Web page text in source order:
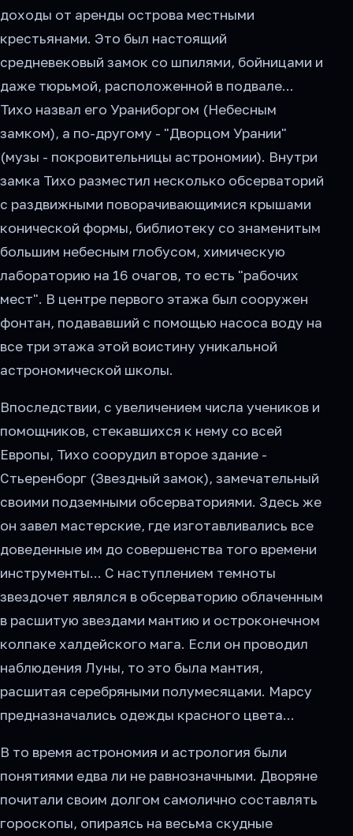
доходы от аренды острова местными
крестьянами. Это был настоящий
средневековый замок со шпилями, бойницами и
даже тюрьмой, расположенной в подвале...
Тихо назвал его Ураниборгом (Небесным
замком), а по-другому - "Дворцом Урании"
(музы - покровительницы астрономии). Внутри
замка Тихо разместил несколько обсерваторий
с раздвижными поворачивающимися крышами
конической формы, библиотеку со знаменитым
большим небесным глобусом, химическую
лабораторию на 16 очагов, то есть "рабочих
мест". В центре первого этажа был сооружен
фонтан, подававший с помощью насоса воду на
все три этажа этой воистину уникальной
астрономической школы.
Впоследствии, с увеличением числа учеников и
помощников, стекавшихся к нему со всей
Европы, Тихо соорудил второе здание -
Стьеренборг (Звездный замок), замечательный
своими подземными обсерваториями. Здесь же
он завел мастерские, где изготавливались все
доведенные им до совершенства того времени
инструменты... С наступлением темноты
звездочет являлся в обсерваторию облаченным
в расшитую звездами мантию и остроконечном
колпаке халдейского мага. Если он проводил
наблюдения Луны, то это была мантия,
расшитая серебряными полумесяцами. Марсу
предназначались одежды красного цвета...
В то время астрономия и астрология были
понятиями едва ли не равнозначными. Дворяне
почитали своим долгом самолично составлять
гороскопы, опираясь на весьма скудные